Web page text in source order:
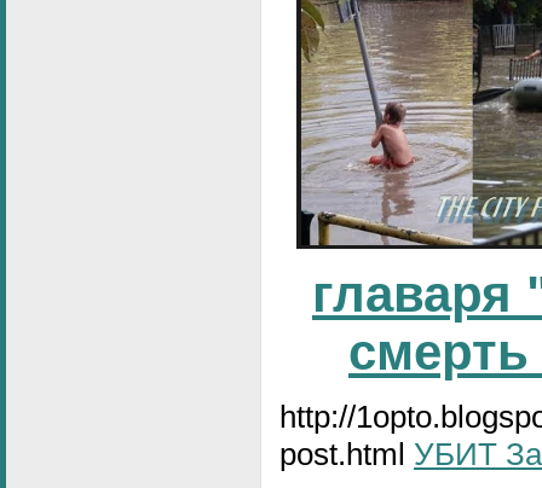
смерть
http://
post.html УБИТ